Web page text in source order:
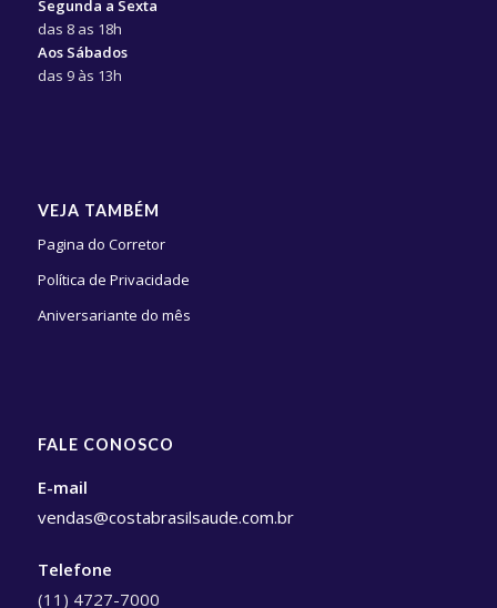
Segunda a Sexta
das 8 as 18h
Aos Sábados
das 9 às 13h
VEJA TAMBÉM
Pagina do Corretor
Política de Privacidade
Aniversariante do mês
FALE CONOSCO
E-mail
vendas@costabrasilsaude.com.br
Telefone
(11) 4727-7000